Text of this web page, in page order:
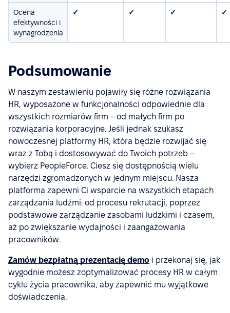
Ocena
efektywności i
wynagrodzenia
✓ ✓ ✓ ✓
Podsumowanie
W naszym zestawieniu pojawiły się różne rozwiązania
HR, wyposażone w funkcjonalności odpowiednie dla
wszystkich rozmiarów firm – od małych firm po
rozwiązania korporacyjne. Jeśli jednak szukasz
nowoczesnej platformy HR, która będzie rozwijać się
wraz z Tobą i dostosowywać do Twoich potrzeb –
wybierz PeopleForce. Ciesz się dostępnością wielu
narzędzi zgromadzonych w jednym miejscu. Nasza
platforma zapewni Ci wsparcie na wszystkich etapach
zarządzania ludźmi: od procesu rekrutacji, poprzez
podstawowe zarządzanie zasobami ludzkimi i czasem,
aż po zwiększanie wydajności i zaangażowania
pracowników.
Zamów bezpłatną prezentację demo i przekonaj się, jak
wygodnie możesz zoptymalizować procesy HR w całym
cyklu życia pracownika, aby zapewnić mu wyjątkowe
doświadczenia.